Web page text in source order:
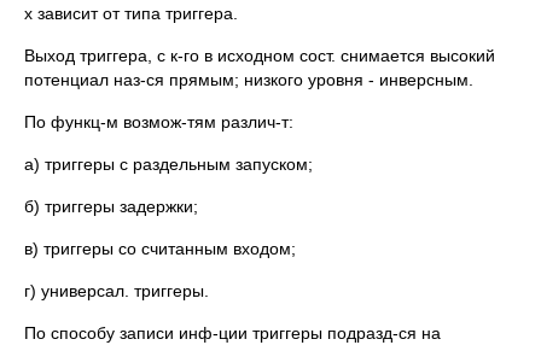
x зависит от типа триггера.
Выход триггера, с к-го в исходном сост. снимается высокий
потенциал наз-ся прямым; низкого уровня - инверсным.
По функц-м возмож-тям различ-т:
а) триггеры с раздельным запуском;
б) триггеры задержки;
в) триггеры со считанным входом;
г) универсал. триггеры.
По способу записи инф-ции триггеры подразд-ся на